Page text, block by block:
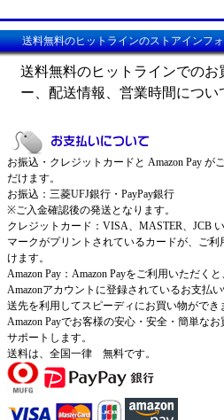
送料無料のヒットラインのストアインフ
送料無料のヒットラインでの
ー、配送情報、営業時間につ
お振込・クレジットカードと Amazon Pay が
だけます。
お振込：三菱UFJ銀行・PayPay銀行
※ご入金確認後の発送となります。
クレジットカード：VISA、MASTER、JCB
マークがプリントされているカードが、ご利
けます。
Amazon Pay：Amazon Payをご利用いただく
Amazonアカウントに登録されているお支払
送先を利用してスピーディにお買い物ができ
Amazon Payでお客様の安心・安全・簡単な
サポートします。
送料は、全国一律 無料です。